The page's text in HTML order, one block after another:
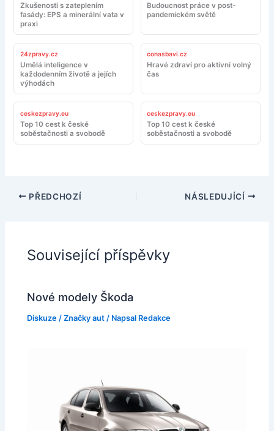
Zkušenosti s zateplením
fasády: EPS a minerální vata v
praxi
Budoucnost práce v post-
pandemickém světě
24zpravy.cz
Umělá inteligence v
každodenním životě a jejích
výhodách
conasbavi.cz
Hravé zdraví pro aktivní volný
čas
ceskezpravy.eu
Top 10 cest k české
soběstačnosti a svobodě
ceskezpravy.eu
Top 10 cest k české
soběstačnosti a svobodě
PŘEDCHOZÍ NÁSLEDUJÍCÍ
Související příspěvky
Nové modely Škoda
Diskuze /Značky aut / Napsal Redakce